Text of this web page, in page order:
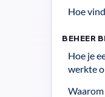
Hoe
BEHEER
Hoe je
werkte